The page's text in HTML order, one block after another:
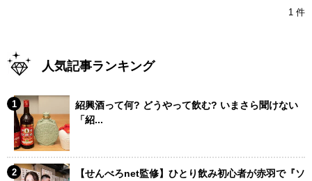
1 件
人気記事ランキング
紹興酒って何? どうやって飲む? いまさら聞けない
「紹...
【せんべろnet監修】ひとり飲み初心者が赤羽で『ソ